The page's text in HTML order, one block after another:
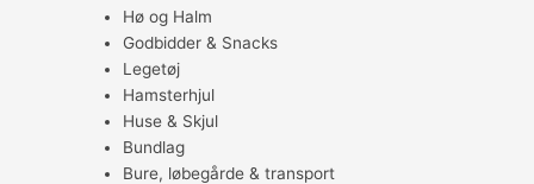
Hø og Halm
Godbidder & Snacks
Legetøj
Hamsterhjul
Huse & Skjul
Bundlag
Bure, løbegårde & transport